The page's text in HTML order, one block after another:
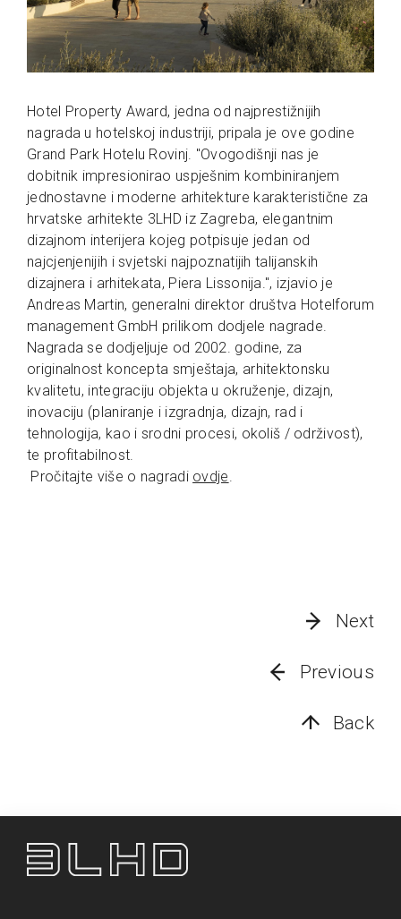
Hotel Property Award, jedna od najprestižnijih
nagrada u hotelskoj industriji, pripala je ove godine
Grand Park Hotelu Rovinj. "Ovogodišnji nas je
dobitnik impresionirao uspješnim kombiniranjem
jednostavne i moderne arhitekture karakteristične za
hrvatske arhitekte 3LHD iz Zagreba, elegantnim
dizajnom interijera kojeg potpisuje jedan od
najcjenjenijih i svjetski najpoznatijih talijanskih
dizajnera i arhitekata, Piera Lissonija.", izjavio je
Andreas Martin, generalni direktor društva Hotelforum
management GmbH prilikom dodjele nagrade.
Nagrada se dodjeljuje od 2002. godine, za
originalnost koncepta smještaja, arhitektonsku
kvalitetu, integraciju objekta u okruženje, dizajn,
inovaciju (planiranje i izgradnja, dizajn, rad i
tehnologija, kao i srodni procesi, okoliš / održivost),
te profitabilnost.
Pročitajte više o nagradi ovdje.
Next
Previous
Back